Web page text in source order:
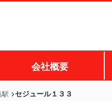
会社概要
駅 セジュール１３３